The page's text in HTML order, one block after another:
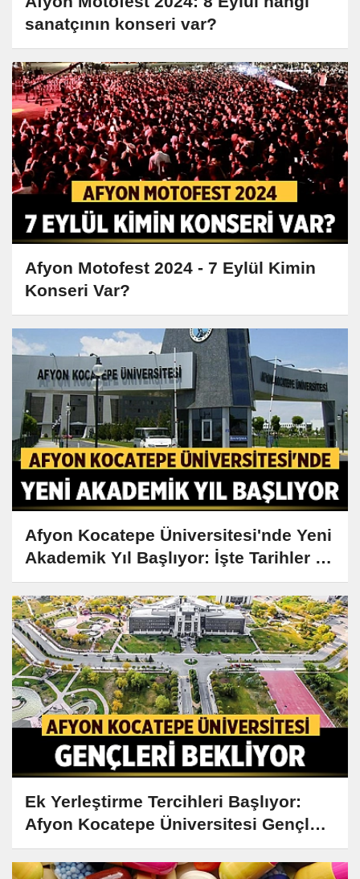
sanatçının konseri var?
Afyon Motofest 2024 - 7 Eylül Kimin
Konseri Var?
Afyon Kocatepe Üniversitesi'nde Yeni
Akademik Yıl Başlıyor: İşte Tarihler ve
Detaylar
Ek Yerleştirme Tercihleri Başlıyor:
Afyon Kocatepe Üniversitesi Gençleri
Bekliyor